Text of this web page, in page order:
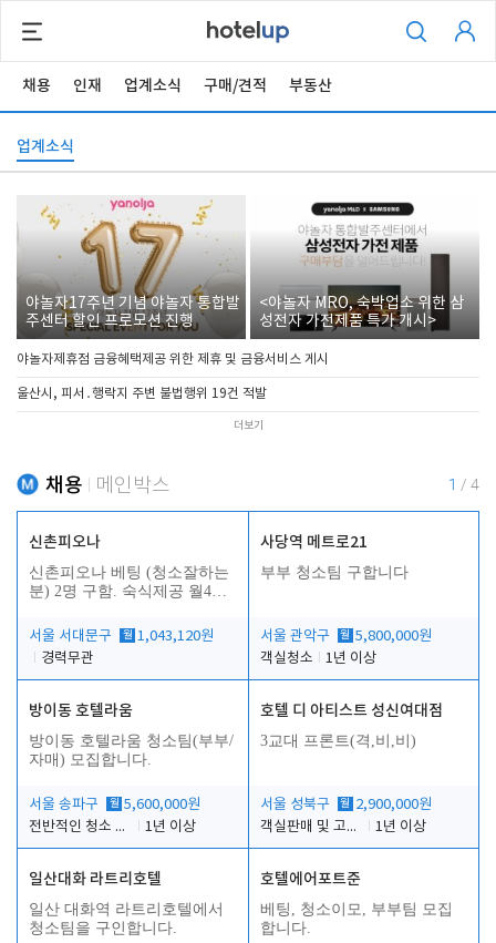
채용 인재 업계소식 구매/견적 부동산
업계소식
야놀자17주년 기념 야놀자 통합발
주센터 할인 프로모션 진행
<야놀자 MRO, 숙박업소 위한 삼
성전자 가전제품 특가 개시>
야놀자제휴점 금융혜택제공 위한 제휴 및 금융서비스 게시
울산시, 피서․행락지 주변 불법행위 19건 적발
더보기
채용 메인박스 1 / 4
신촌피오나
신촌피오나 베팅 (청소잘하는
분) 2명 구함. 숙식제공 월4회
서울 서대문구
월 1,043,120원
경력무관
사당역 메트로21
부부 청소팀 구합니다
서울 관악구 월 5,800,000원
객실청소
1년 이상
방이동 호텔라움
방이동 호텔라움 청소팀(부부/
자매) 모집합니다.
서울 송파구 월 5,600,000원
전반적인 청소 업무(객실청소.객실정리)
1년 이상
호텔 디 아티스트 성신여대점
3교대 프론트(격,비,비)
서울 성북구 월 2,900,000원
객실판매 및 고객응대
1년 이상
일산대화 라트리호텔
일산 대화역 라트리호텔에서
청소팀을 구인합니다.
호텔에어포트준
베팅, 청소이모, 부부팀 모집
합니다.